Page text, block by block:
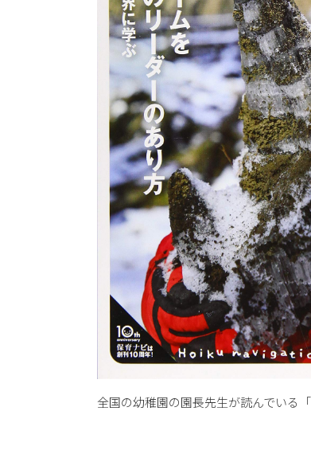
全国の幼稚園の園長先生が読んでいる